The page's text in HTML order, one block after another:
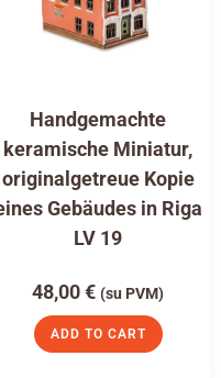
Handgemachte
keramische Miniatur,
originalgetreue Kopie
Gebäudes in Riga
LV 19
48,00€ (su PVM)
ADD TO CART